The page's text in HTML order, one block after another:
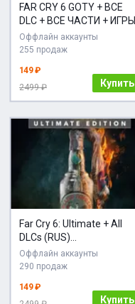
FAR CRY 6 GOTY + ВСЕ
DLC + ВСЕ ЧАСТИ + ИГРЫ |
БЕЗ GUARD + КЛЮЧ
Оффлайн аккаунты
255 продаж
149 ₽
2499 ₽
Купить
Far Cry 6: Ultimate + All
DLCs (RUS)
[Автоактивация]
Оффлайн аккаунты
290 продаж
149 ₽
Купить